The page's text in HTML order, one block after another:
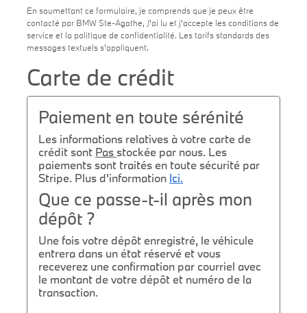
En soumettant ce formulaire, je comprends que je peux être
contacté par BMW Ste-Agathe, J'ai lu et j'accepte les conditions de
service et la politique de confidentialité. Les tarifs standards des
messages textuels s'appliquent.
Carte de crédit
Paiement en toute sérénité
Les informations relatives à votre carte de
crédit sont Pas stockée par nous. Les
paiements sont traités en toute sécurité par
Stripe. Plus d'information Ici.
Que ce passe-t-il après mon
dépôt ?
Une fois votre dépôt enregistré, le véhicule
entrera dans un état réservé et vous
receverez une confirmation par courriel avec
le montant de votre dépôt et numéro de la
transaction.